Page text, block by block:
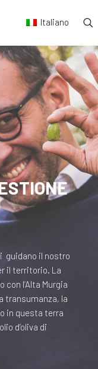
Italiano
guidano il nostro
il territorio. La
con l’Alta Murgia
transumanza, la
in questa terra
d’oliva di